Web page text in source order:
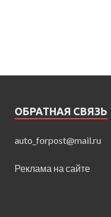
ОБРАТНАЯ СВЯЗЬ
auto_forpost@mail.ru
Реклама на сайте